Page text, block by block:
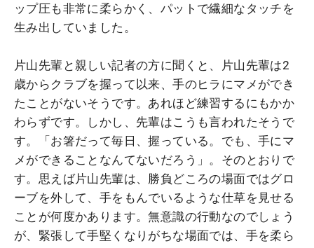
ップ圧も非常に柔らかく、パットで繊細なタッチを
生み出していました。
片山先輩と親しい記者の方に聞くと、片山先輩は2
歳からクラブを握って以来、手のヒラにマメができ
たことがないそうです。あれほど練習するにもかか
わらずです。しかし、先輩はこうも言われたそうで
す。「お箸だって毎日、握っている。でも、手にマ
メができることなんてないだろう」。そのとおりで
す。思えば片山先輩は、勝負どころの場面ではグロ
ーブを外して、手をもんでいるような仕草を見せる
ことが何度かあります。無意識の行動なのでしょう
が、緊張して手堅くなりがちな場面では、手を柔ら